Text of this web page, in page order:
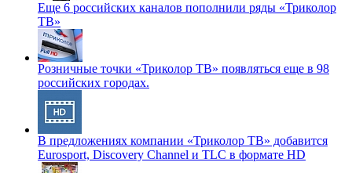
Еще 6 российских каналов пополнили ряды «Триколор
ТВ»
Розничные точки «Триколор ТВ» появляться еще в 98
российских городах.
В предложениях компании «Триколор ТВ» добавится
Eurosport, Discovery Channel и TLC в формате HD